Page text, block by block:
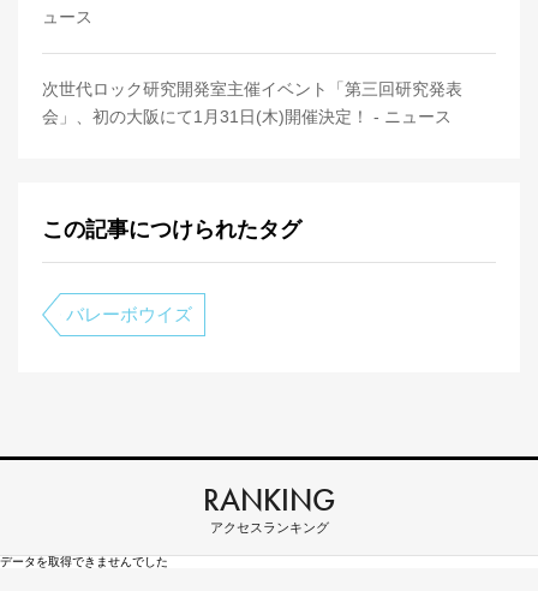
ュース
次世代ロック研究開発室主催イベント「第三回研究発表
会」、初の大阪にて1月31日(木)開催決定！ - ニュース
この記事につけられたタグ
バレーボウイズ
RANKING
アクセスランキング
データを取得できませんでした